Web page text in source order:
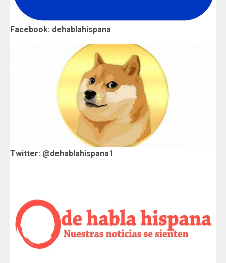
Facebook: dehablahispana
Twitter: @dehablahispana1